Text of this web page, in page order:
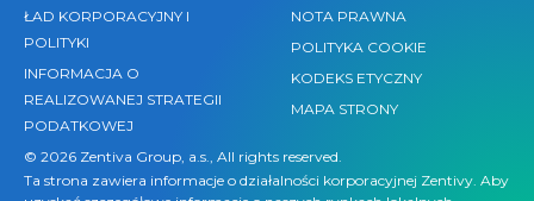
ŁAD KORPORACYJNY I
POLITYKI
INFORMACJA O
REALIZOWANEJ STRATEGII
PODATKOWEJ
NOTA PRAWNA
POLITYKA COOKIE
KODEKS ETYCZNY
MAPA STRONY
© 2026 Zentiva Group, a.s., All rights reserved.
Ta strona zawiera informacje o działalności korporacyjnej Zentivy. Aby